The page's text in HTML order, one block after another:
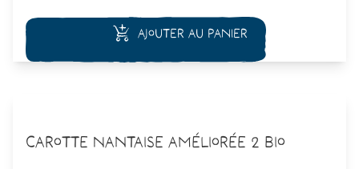
Ajouter au panier
Carotte Nantaise améliorée 2 Bio